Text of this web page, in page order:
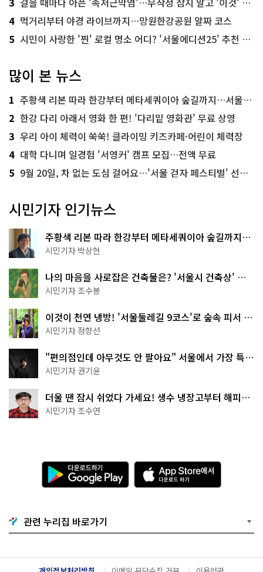
4 먹거리부터 야경 라이브까지…망원한강공원 알짜 코스
5 시민이 사랑한 '찐' 로컬 명소 어디? '서울에디션25' 추천 코스
많이 본 뉴스
1 주황색 리본 따라 한강부터 메타세쿼이아 숲길까지…서울둘레길 15코스
2 한강 다리 아래서 영화 한 편! '다리밑 영화관' 무료 상영
3 우리 아이 체력이 쑥쑥! 클라이밍 키즈카페·어린이 체력장
4 대학 다니며 일경험 '서영커' 캠프 모집…전액 무료
5 9월 20일, 차 없는 도심 걸어요…'서울 걷자 페스티벌' 선착순 5천명
시민기자 인기뉴스
주황색 리본 따라 한강부터 메타세쿼이아 숲길까지…
서울둘레길 15코스
시민기자 박상현
나의 마음을 사로잡은 건축물은? '서울시 건축상' 수
상작 공개!
시민기자 조수봉
이것이 천연 냉방! '서울둘레길 9코스'로 숲속 피서 떠
나볼까
시민기자 정향선
"편의점인데 아무것도 안 팔아요" 서울에서 가장 특별
한 편의점의 정체
시민기자 권기윤
더울 땐 잠시 쉬었다 가세요! 생수 냉장고부터 해피소
·무더위쉼터까지
시민기자 조수연
다
운
로
기
G
o
g
l
A
p
p
e
서
다
관련 누리집 바로가기